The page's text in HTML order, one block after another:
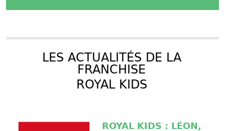
LES ACTUALITÉS DE LA
FRANCHISE
ROYAL KIDS
ROYAL KIDS : LÉON,